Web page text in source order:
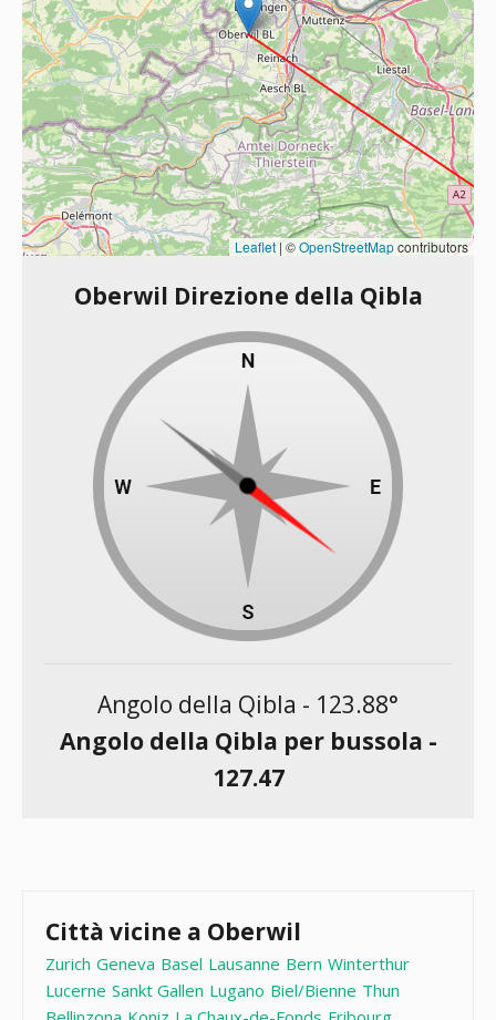
Leaflet| ©OpenStreetMapcontributors
Oberwil Direzione della Qibla
Angolo della Qibla - 123.88°
Angolo della Qibla per bussola -
127.47
Città vicine a Oberwil
Zurich Geneva Basel Lausanne Bern Winterthur
Lucerne Sankt Gallen Lugano Biel/Bienne Thun